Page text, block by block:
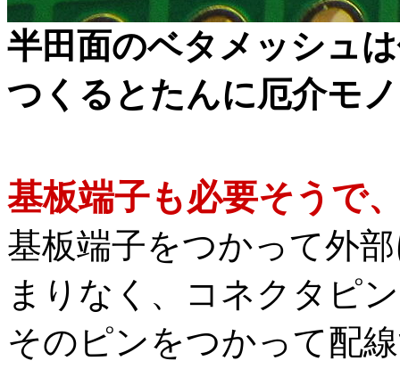
半田面のベタメッシュ
つくるとたんに厄介モ
基板端子も必要そうで
基板端子をつかって外
まりなく、コネクタピ
そのピンをつかって配